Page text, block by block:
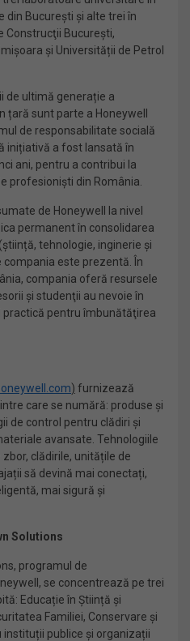
din București și alte trei în
Construcţii Bucureşti,
și Universității de Petrol
de ultimă generație a
țară sunt parte a Honeywell
de responsabilitate socială
inițiativă a fost lansată în
ani, pentru a contribui la
profesioniști din România.
de Honeywell la nivel
permanent în consolidarea
tehnologie, inginerie și
este prezentă. În
compania oferă resursele
şi studenţii au nevoie în
practică pentru îmbunătăţirea
) furnizează
care se numără: produse și
de control pentru clădiri și
avansate. Tehnologiile
clădirile, unitățile de
să devină mai conectați,
mai sigură și
Solutions
programul de
se concentrează pe trei
Educație în Știință și
Familiei, Conservare și
publice și organizații